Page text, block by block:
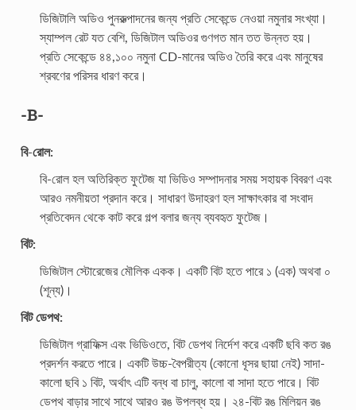
ডিজিটালি অডিও পুনরুত্পাদনের জন্য প্রতি সেকেন্ডে নেওয়া নমুনার সংখ্যা।
স্যাম্পল রেট যত বেশি, ডিজিটাল অডিওর গুণগত মান তত উন্নত হয়।
প্রতি সেকেন্ডে ৪৪,১০০ নমুনা CD-মানের অডিও তৈরি করে এবং মানুষের
শ্রবণের পরিসর ধারণ করে।
-B-
বি-রোল:
বি-রোল হল অতিরিক্ত ফুটেজ যা ভিডিও সম্পাদনার সময় সহায়ক বিবরণ এবং
আরও নমনীয়তা প্রদান করে। সাধারণ উদাহরণ হল সাক্ষাৎকার বা সংবাদ
প্রতিবেদন থেকে কাট করে গল্প বলার জন্য ব্যবহৃত ফুটেজ।
বিট:
ডিজিটাল স্টোরেজের মৌলিক একক। একটি বিট হতে পারে ১ (এক) অথবা ০
(শূন্য)।
বিট ডেপথ:
ডিজিটাল গ্রাফিক্স এবং ভিডিওতে, বিট ডেপথ নির্দেশ করে একটি ছবি কত রঙ
প্রদর্শন করতে পারে। একটি উচ্চ-বৈপরীত্য (কোনো ধূসর ছায়া নেই) সাদা-
কালো ছবি ১ বিট, অর্থাৎ এটি বন্ধ বা চালু, কালো বা সাদা হতে পারে। বিট
ডেপথ বাড়ার সাথে সাথে আরও রঙ উপলব্ধ হয়। ২৪-বিট রঙ মিলিয়ন রঙ